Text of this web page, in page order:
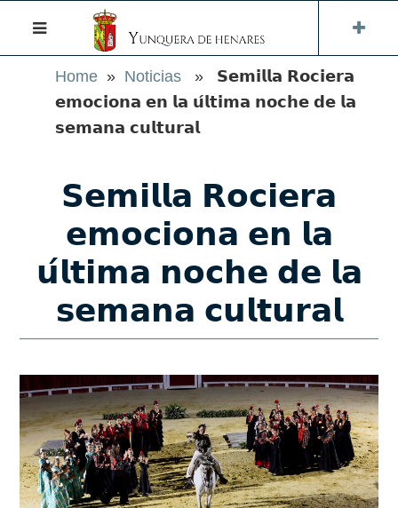
Home » Noticias » 𝗦𝗲𝗺𝗶𝗹𝗹𝗮 𝗥𝗼𝗰𝗶𝗲𝗿𝗮
𝗲𝗺𝗼𝗰𝗶𝗼𝗻𝗮 𝗲𝗻 𝗹𝗮 𝘂́𝗹𝘁𝗶𝗺𝗮 𝗻𝗼𝗰𝗵𝗲 𝗱𝗲 𝗹𝗮
𝘀𝗲𝗺𝗮𝗻𝗮 𝗰𝘂𝗹𝘁𝘂𝗿𝗮𝗹
𝗦𝗲𝗺𝗶𝗹𝗹𝗮 𝗥𝗼𝗰𝗶𝗲𝗿𝗮
𝗲𝗺𝗼𝗰𝗶𝗼𝗻𝗮 𝗲𝗻 𝗹𝗮
𝘂́𝗹𝘁𝗶𝗺𝗮 𝗻𝗼𝗰𝗵𝗲 𝗱𝗲 𝗹𝗮
𝘀𝗲𝗺𝗮𝗻𝗮 𝗰𝘂𝗹𝘁𝘂𝗿𝗮𝗹